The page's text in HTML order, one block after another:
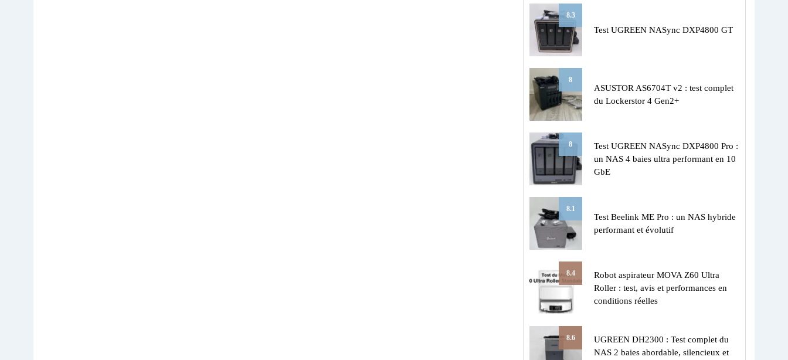
8.3
Test UGREEN NASync DXP4800 GT
8
ASUSTOR AS6704T v2 : test complet
du Lockerstor 4 Gen2+
8
Test UGREEN NASync DXP4800 Pro :
un NAS 4 baies ultra performant en 10
GbE
8.1
Test Beelink ME Pro : un NAS hybride
performant et évolutif
8.4
Robot aspirateur MOVA Z60 Ultra
Roller : test, avis et performances en
conditions réelles
8.6
UGREEN DH2300 : Test complet du
NAS 2 baies abordable, silencieux et